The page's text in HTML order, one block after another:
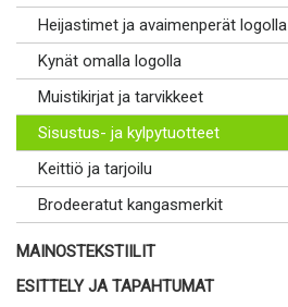
Heijastimet ja avaimenperät logolla
Kynät omalla logolla
Muistikirjat ja tarvikkeet
Sisustus- ja kylpytuotteet
Keittiö ja tarjoilu
Brodeeratut kangasmerkit
MAINOSTEKSTIILIT
ESITTELY JA TAPAHTUMAT